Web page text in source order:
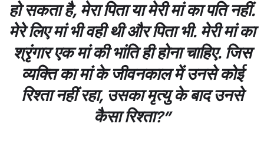
हो सकता है, मेरा पिता या मेरी मां का पति नहीं.
मेरे लिए मां भी वही थी और पिता भी. मेरी मां का
श्रृंगार एक मां की भांति ही होना चाहिए. जिस
व्यक्ति का मां के जीवनकाल में उनसे कोई
रिश्ता नहीं रहा, उसका मृत्यु के बाद उनसे
कैसा रिश्ता?”